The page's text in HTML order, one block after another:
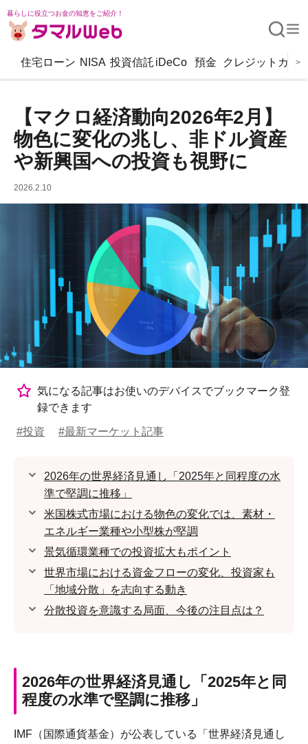
暮らしに役立つお金の知恵をご紹介！
住宅ローン NISA 投資信託 iDeCo 預金 クレジットカー
>
【マクロ経済動向2026年2月】
物色に変化の兆し、非ドル資産
や新興国への投資も視野に
2026.2.10
気になる記事はお使いのデバイスでブックマーク登
録できます
#投資 #最新マーケット記事
2026年の世界経済見通し「2025年と同程度の水
準で堅調に推移」
米国株式市場における物色の変化では、素材・
エネルギー業種や小型株が堅調
景気循環業種での投資拡大もポイント
世界市場における資金フローの変化、投資家も
「地域分散」を志向する動き
分散投資を意識する局面、今後の注目点は？
2026年の世界経済見通し「2025年と同
程度の水準で堅調に推移」
IMF（国際通貨基金）が公表している「世界経済見通し